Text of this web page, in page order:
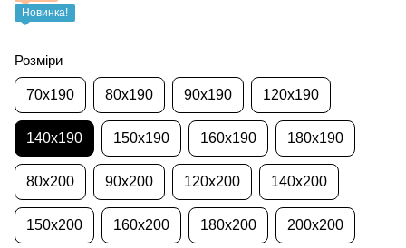
Новинка!
Розміри
70x190 80x190 90x190 120x190
140x190 150x190 160x190 180x190
80x200 90x200 120x200 140x200
150x200 160x200 180x200 200x200